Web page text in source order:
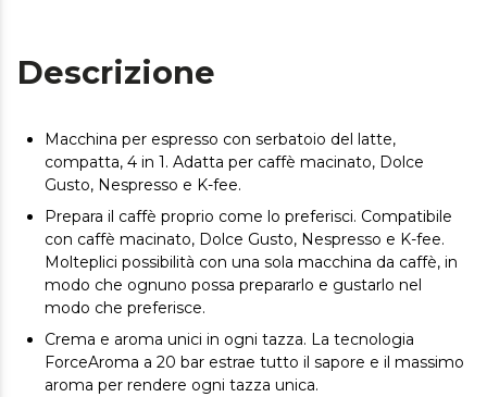
Descrizione
Macchina per espresso con serbatoio del latte,
compatta, 4 in 1. Adatta per caffè macinato, Dolce
Gusto, Nespresso e K-fee.
Prepara il caffè proprio come lo preferisci. Compatibile
con caffè macinato, Dolce Gusto, Nespresso e K-fee.
Molteplici possibilità con una sola macchina da caffè, in
modo che ognuno possa prepararlo e gustarlo nel
modo che preferisce.
Crema e aroma unici in ogni tazza. La tecnologia
ForceAroma a 20 bar estrae tutto il sapore e il massimo
aroma per rendere ogni tazza unica.